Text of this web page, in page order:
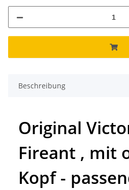
Beschreibung
Original
Fireant , mit
Kopf -